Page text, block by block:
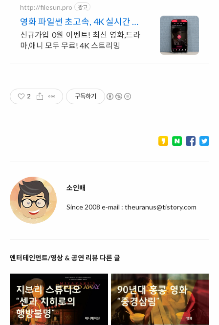
http://filesun.pro 광고
영화 파일썬 초고속, 4K 실시간 보
기!
신규가입 0원 이벤트! 최신 영화,드라
마,애니 모두 무료! 4K 스트리밍
2 구독하기
소인배
Since 2008 e-mail : theuranus@tistory.com
엔터테인먼트/영상 & 공연 리뷰 다른 글